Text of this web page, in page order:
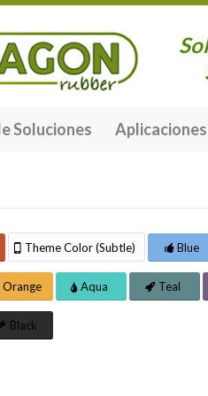
Soluciones
Theme Color (Subtle) Blue
Orange Aqua Teal
Black